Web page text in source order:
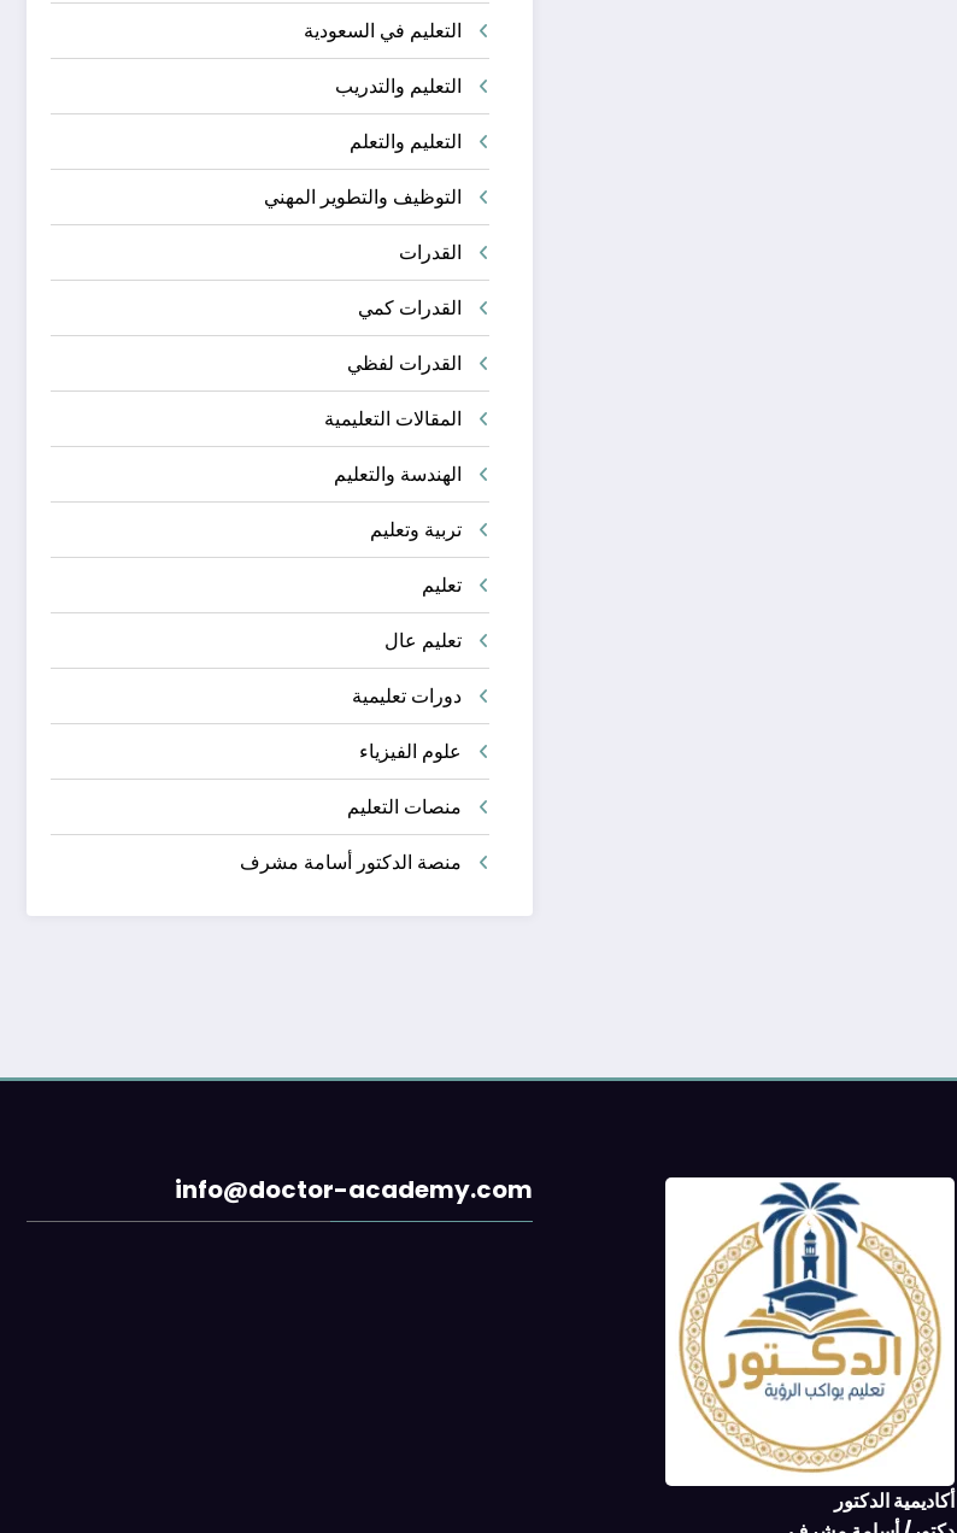
التعليم في السعودية
التعليم والتدريب
التعليم والتعلم
التوظيف والتطوير المهني
القدرات
القدرات كمي
القدرات لفظي
المقالات التعليمية
الهندسة والتعليم
تربية وتعليم
تعليم
تعليم عال
دورات تعليمية
علوم الفيزياء
منصات التعليم
منصة الدكتور أسامة مشرف
أكاديمية الدكتور
info@doctor-academy.com